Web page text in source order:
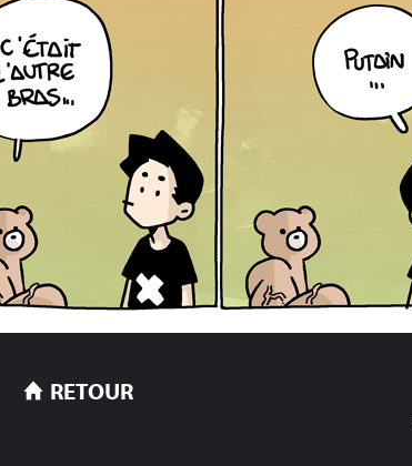
RETOUR